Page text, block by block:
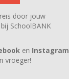
door jouw
SchoolBANK
en Instagram
vroeger!